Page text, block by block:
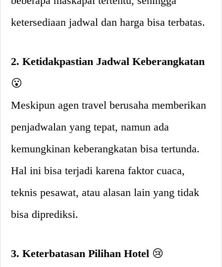
ketersediaan jadwal dan harga bisa terbatas.
2. Ketidakpastian Jadwal Keberangkatan
😮
Meskipun agen travel berusaha memberikan
penjadwalan yang tepat, namun ada
kemungkinan keberangkatan bisa tertunda.
Hal ini bisa terjadi karena faktor cuaca,
teknis pesawat, atau alasan lain yang tidak
bisa diprediksi.
3. Keterbatasan Pilihan Hotel 😢